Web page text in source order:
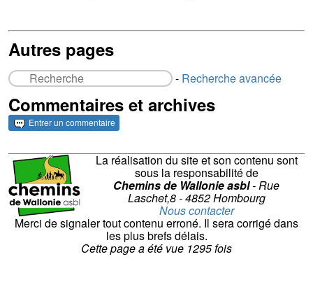
Autres pages
- Recherche avancée
Commentaires et archives
Entrer un commentaire
La réalisation du site et son contenu sont
sous la responsabilité de
Chemins de Wallonie asbl- Rue
Laschet,8 - 4852 Hombourg
Nous contacter
Merci de signaler tout contenu erroné. Il sera corrigé dans
les plus brefs délais.
Cette page a été vue 1295fois